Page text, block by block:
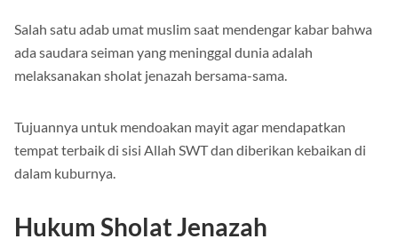
Salah satu adab umat muslim saat mendengar kabar bahwa
ada saudara seiman yang meninggal dunia adalah
melaksanakan sholat jenazah bersama-sama.
Tujuannya untuk mendoakan mayit agar mendapatkan
tempat terbaik di sisi Allah SWT dan diberikan kebaikan di
dalam kuburnya.
Hukum Sholat Jenazah